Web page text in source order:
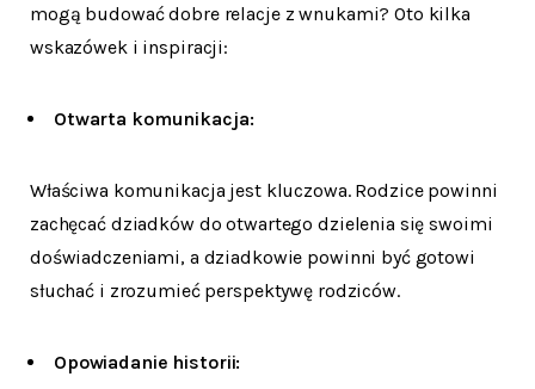
mogą budować dobre relacje z wnukami? Oto kilka
wskazówek i inspiracji:
Otwarta komunikacja:
Właściwa komunikacja jest kluczowa. Rodzice powinni
zachęcać dziadków do otwartego dzielenia się swoimi
doświadczeniami, a dziadkowie powinni być gotowi
słuchać i zrozumieć perspektywę rodziców.
Opowiadanie historii: